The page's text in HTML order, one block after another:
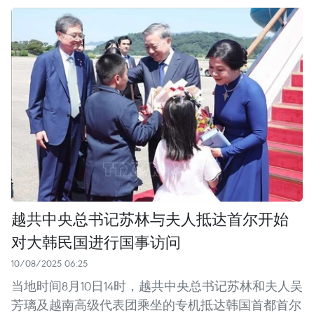
越共中央总书记苏林与夫人抵达首尔开始
对大韩民国进行国事访问
10/08/2025 06:25
当地时间8月10日14时，越共中央总书记苏林和夫人吴
芳璃及越南高级代表团乘坐的专机抵达韩国首都首尔